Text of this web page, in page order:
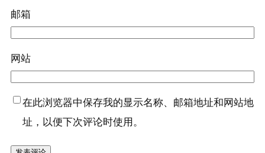
邮箱
网站
在此浏览器中保存我的显示名称、邮箱地址和网站地
址，以便下次评论时使用。